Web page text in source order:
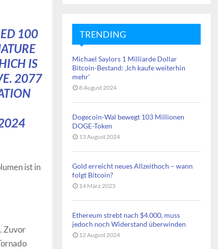
100
IS
2077
ist in
Zuvor
TRENDING
Michael Saylors 1 Milliarde Dollar
Bitcoin-Bestand: ‚Ich kaufe weiterhin
mehr‘
8 August 2024
Dogecoin-Wal bewegt 103 Millionen
DOGE-Token
13 August 2024
Gold erreicht neues Allzeithoch – wann
folgt Bitcoin?
14 März 2025
Ethereum strebt nach $4.000, muss
jedoch noch Widerstand überwinden
12 August 2024